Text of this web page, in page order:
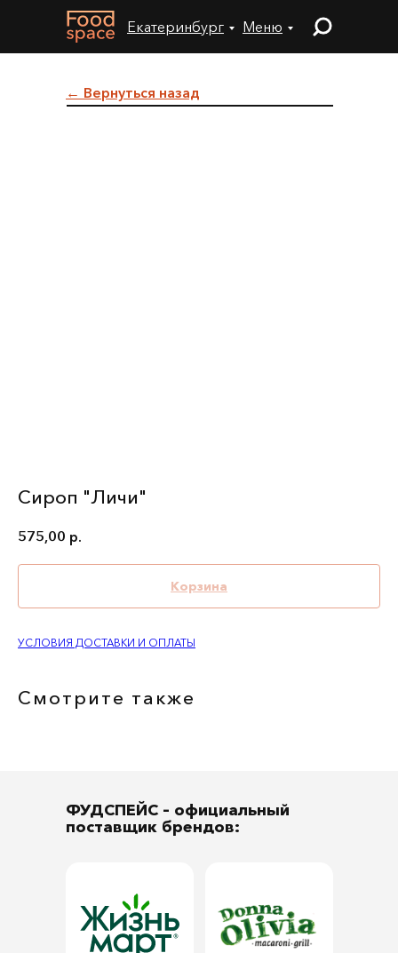
← Вернуться назад
Меню
Екатеринбург
Сироп "Личи"
575,00 р.
Корзина
УСЛОВИЯ ДОСТАВКИ И ОПЛАТЫ
Смотрите также
ФУДСПЕЙС – официальный
поставщик брендов: